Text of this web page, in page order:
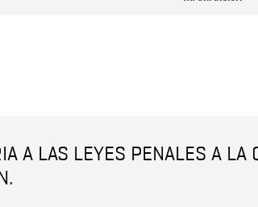
A LAS LEYES PENALES A LA